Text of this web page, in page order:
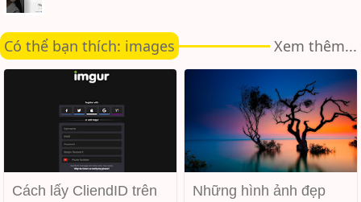
Có thể bạn thích: images Xem thêm...
Cách lấy CliendID trên
Những hình ảnh đẹp